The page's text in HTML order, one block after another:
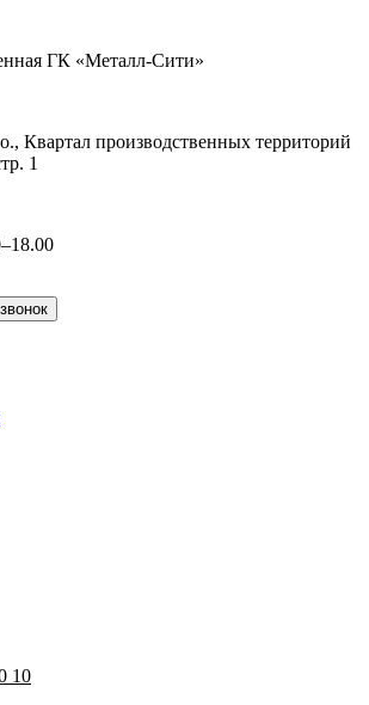
ГК «Металл-Сити»
Квартал производственных территорий
1
10